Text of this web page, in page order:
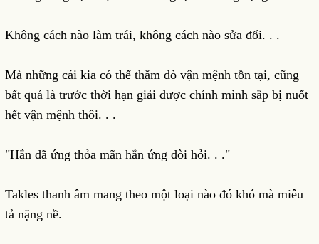
Không cách nào làm trái, không cách nào sửa đổi. . .
Mà những cái kia có thể thăm dò vận mệnh tồn tại, cũng
bất quá là trước thời hạn giải được chính mình sắp bị nuốt
hết vận mệnh thôi. . .
"Hắn đã ứng thỏa mãn hắn ứng đòi hỏi. . ."
Takles thanh âm mang theo một loại nào đó khó mà miêu
tả nặng nề.